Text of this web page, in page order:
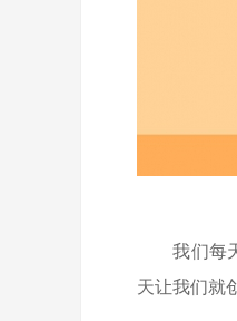
我们每天
天让我们就